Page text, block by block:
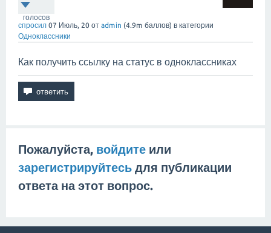
голосов
спросил 07 Июль, 20 от admin (4.9m баллов) в категории
Одноклассники
Как получить ссылку на статус в одноклассниках
Пожалуйста, войдите или
зарегистрируйтесь для публикации
ответа на этот вопрос.